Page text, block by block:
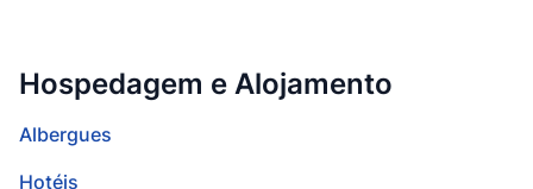
Hospedagem e Alojamento
Albergues
Hotéis